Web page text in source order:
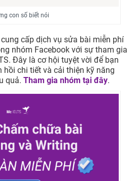
con số biết nói
cấp dịch vụ sửa bài miễn phí
nhóm Facebook với sự tham gia
Đây là cơ hội tuyệt vời để bạn
chi tiết và cải thiện kỹ năng
quả. Tham gia nhóm tại đây.